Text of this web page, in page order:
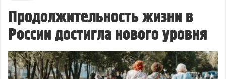
Продолжительность жизни в
России достигла нового уровня